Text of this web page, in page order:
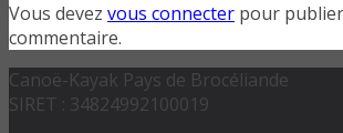
Vous devez vous connecter pour
commentaire.
Canoë-Kayak Pays de Brocéliande
SIRET : 34824992100019